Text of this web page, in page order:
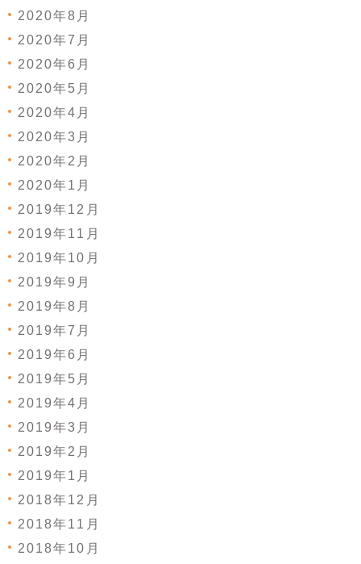
2020年8月
2020年7月
2020年6月
2020年5月
2020年4月
2020年3月
2020年2月
2020年1月
2019年12月
2019年11月
2019年10月
2019年9月
2019年8月
2019年7月
2019年6月
2019年5月
2019年4月
2019年3月
2019年2月
2019年1月
2018年12月
2018年11月
2018年10月